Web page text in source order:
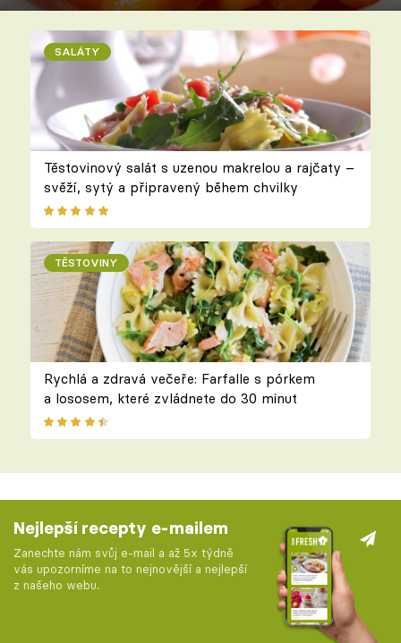
SALÁTY
Těstovinový salát s uzenou makrelou a rajčaty –
svěží, sytý a připravený během chvilky
TĚSTOVINY
Rychlá a zdravá večeře: Farfalle s pórkem
a lososem, které zvládnete do 30 minut
Nejlepší recepty e-mailem
Zanechte nám svůj e-mail a až 5x týdně
vás upozorníme na to nejnovější a nejlepší
z našeho webu.